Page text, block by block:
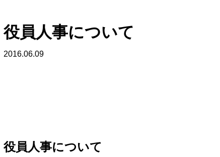
役員人事について
2016.06.09
役員人事について